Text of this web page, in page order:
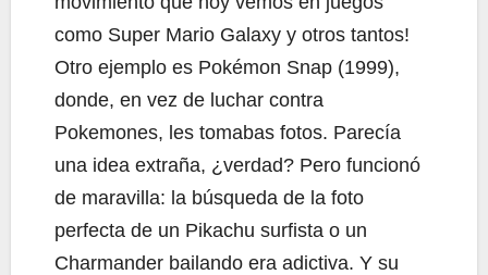
como Super Mario Galaxy y otros tantos!
Otro ejemplo es Pokémon Snap (1999),
donde, en vez de luchar contra
Pokemones, les tomabas fotos. Parecía
una idea extraña, ¿verdad? Pero funcionó
de maravilla: la búsqueda de la foto
perfecta de un Pikachu surfista o un
Charmander bailando era adictiva. Y su